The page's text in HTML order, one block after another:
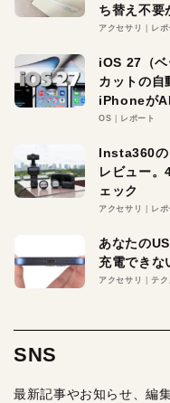
ち替え不要
アクセサリ レポ
iOS 27（
カットの自
iPhoneが
OS レポート
Insta360
レビュー
ェック
アクセサリ レポ
あなたの
充電できな
アクセサリ テク
SNS
最新記事やお知らせ、編